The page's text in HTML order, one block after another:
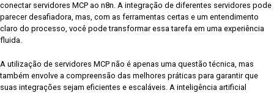
conectar servidores MCP ao n8n. A integração de diferentes servidores pode
parecer desafiadora, mas, com as ferramentas certas e um entendimento
claro do processo, você pode transformar essa tarefa em uma experiência
fluida.
A utilização de servidores MCP não é apenas uma questão técnica, mas
também envolve a compreensão das melhores práticas para garantir que
suas integrações sejam eficientes e escaláveis. A inteligência artificial